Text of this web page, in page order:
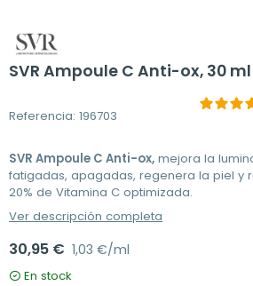
SVR Ampoule C Anti-ox, 30 ml
Referencia: 196703
SVR Ampoule C Anti-ox, mejora la
fatigadas, apagadas, regenera la piel y
20% de Vitamina C optimizada.
Ver descripción completa
30,95 € 1,03 €/ml
En stock